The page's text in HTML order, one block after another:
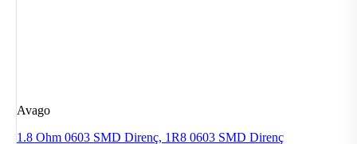
Avago
1.8 Ohm 0603 SMD Direnç, 1R8 0603 SMD Direnç